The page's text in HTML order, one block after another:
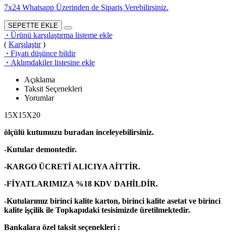
7x24 Whatsapp Üzerinden de Sipariş Verebilirsiniz.
SEPETTE EKLE
· Ürünü karşılaştırma listeme ekle
( Karşılaştır)
· Fiyatı düşünce bildir
· Aklımdakiler listesine ekle
Açıklama
Taksit Seçenekleri
Yorumlar
15X15X20
ölçülü kutumuzu buradan inceleyebilirsiniz.
-Kutular demontedir.
-KARGO ÜCRETİ ALICIYA AİTTİR.
-FİYATLARIMIZA %18 KDV DAHİLDİR.
-Kutularımız birinci kalite karton, birinci kalite asetat ve birinci
kalite işçilik ile Topkapıdaki tesisimizde üretilmektedir.
Bankalara özel taksit seçenekleri :